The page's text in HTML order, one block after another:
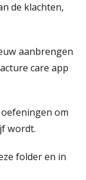
de klachten,
aanbrengen
care app
om
wordt.
folder en in